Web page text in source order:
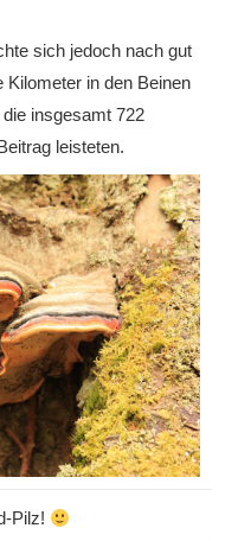
sich jedoch nach gut
Kilometer in den Beinen
insgesamt 722
leisteten.
Pilz!